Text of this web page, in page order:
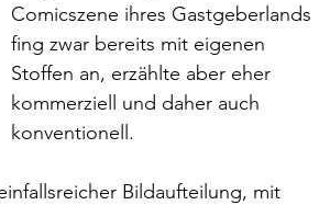
Comicszene ihres Gastgeberlands
fing zwar bereits mit eigenen
Stoffen an, erzählte aber eher
kommerziell und daher auch
konventionell.
Bildaufteilung, mit